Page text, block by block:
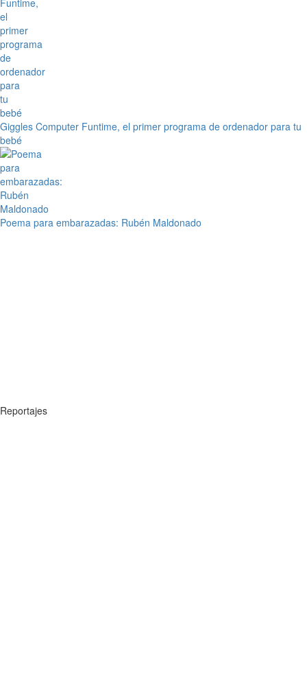
Giggles Computer Funtime, el primer programa de ordenador para tu
bebé
Poema para embarazadas: Rubén Maldonado
Reportajes